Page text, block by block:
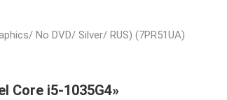
No DVD/ Silver/ RUS) (7PR51UA)
Core i5-1035G4»